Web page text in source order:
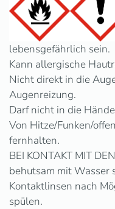
lebensgefährlich sein.
Kann allergische
Nicht direkt in die
Augenreizung.
Darf nicht in die
Von Hitze/Funken/
fernhalten.
BEI KONTAKT MIT
behutsam mit Wasser
Kontaktlinsen nach
spülen.